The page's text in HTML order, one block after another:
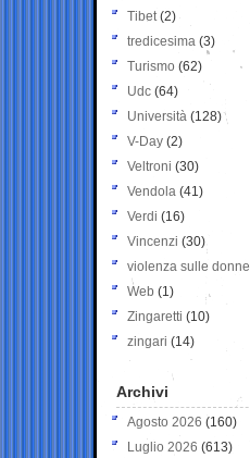
Tibet(2)
tredicesima (3)
Turismo (62)
Udc (64)
Università (128)
V-Day (2)
Veltroni (30)
Vendola (41)
Verdi (16)
Vincenzi (30)
violenza sulle donne
Web (1)
Zingaretti (10)
zingari (14)
Archivi
Agosto 2026 (160)
Luglio 2026 (613)